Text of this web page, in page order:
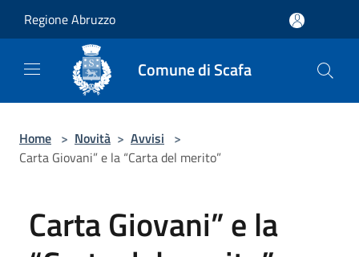
Regione Abruzzo
Comune di Scafa
Home > Novità > Avvisi >
Carta Giovani” e la “Carta del merito”
Carta Giovani” e la